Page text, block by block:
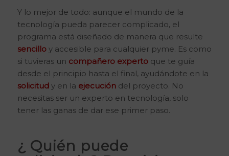
Y lo mejor de todo: aunque el mundo de la
tecnología pueda parecer complicado, el
programa está diseñado de manera que resulte
sencilloy accesible para cualquier pyme. Es como
si tuvieras un compañero expertoque te guía
desde el principio hasta el final, ayudándote en la
solicitudy en la ejecucióndel proyecto. No
necesitas ser un experto en tecnología, solo
tener las ganas de dar ese primer paso.
¿ Quién puede